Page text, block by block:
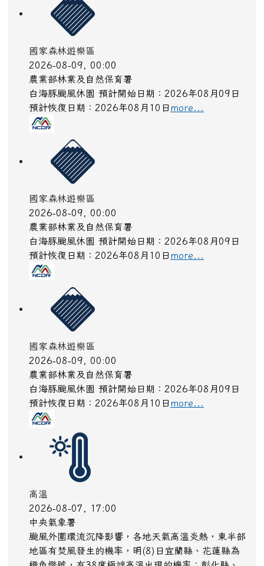
國家森林遊樂區
2026-08-09, 00:00
農業部林業及自然保育署
白海豚颱風休園 預計開始日期：2026年08月09日
預計恢復日期：2026年08月10日more...
國家森林遊樂區
2026-08-09, 00:00
農業部林業及自然保育署
白海豚颱風休園 預計開始日期：2026年08月09日
預計恢復日期：2026年08月10日more...
國家森林遊樂區
2026-08-09, 00:00
農業部林業及自然保育署
白海豚颱風休園 預計開始日期：2026年08月09日
預計恢復日期：2026年08月10日more...
高溫
2026-08-07, 17:00
中央氣象署
颱風外圍環流沉降影響，各地天氣高溫炎熱，東半部
地區有焚風發生的機率，明(8)日宜蘭縣、花蓮縣為